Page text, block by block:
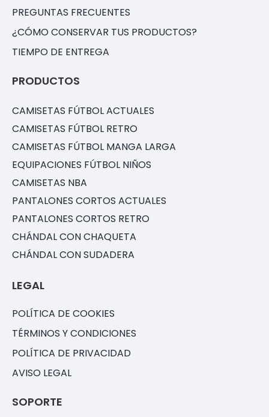
PREGUNTAS FRECUENTES
¿CÓMO CONSERVAR TUS PRODUCTOS?
TIEMPO DE ENTREGA
PRODUCTOS
CAMISETAS FÚTBOL ACTUALES
CAMISETAS FÚTBOL RETRO
CAMISETAS FÚTBOL MANGA LARGA
EQUIPACIONES FÚTBOL NIÑOS
CAMISETAS NBA
PANTALONES CORTOS ACTUALES
PANTALONES CORTOS RETRO
CHÁNDAL CON CHAQUETA
CHÁNDAL CON SUDADERA
LEGAL
POLÍTICA DE COOKIES
TÉRMINOS Y CONDICIONES
POLÍTICA DE PRIVACIDAD
AVISO LEGAL
SOPORTE